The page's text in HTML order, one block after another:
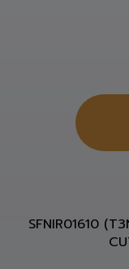
SFNIR01610